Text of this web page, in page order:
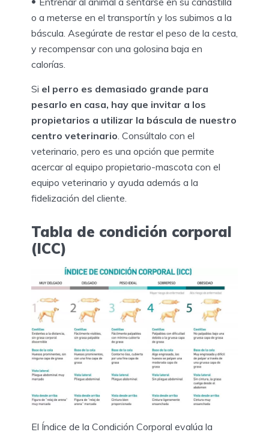
o a meterse en el transportín y los subimos a la
báscula. Asegúrate de restar el peso de la cesta,
y recompensar con una golosina baja en
calorías.
Si el perro es demasiado grande para
pesarlo en casa, hay que invitar a los
propietarios a utilizar la báscula de nuestro
centro veterinario. Consúltalo con el
veterinario, pero es una opción que permite
acercar al equipo propietario-mascota con el
equipo veterinario y ayuda además a la
fidelización del cliente.
Tabla de condición corporal
(ICC)
El Índice de la Condición Corporal evalúa la